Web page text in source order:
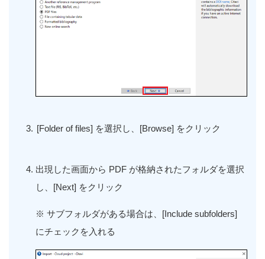
[Folder of files] を選択し [Browse] をクリック
出現した画面から PDF が格納されたフォルダを選択
し、[Next] をクリック
※ サブフォルダがある場合は、 [Include subfolders]
にチェックを入れる